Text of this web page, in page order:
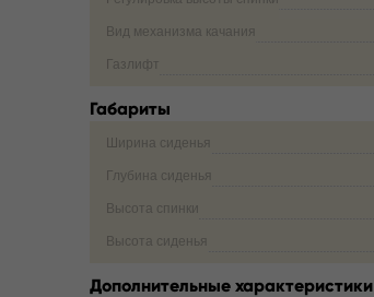
Вид механизма качания
Газлифт
Габариты
Ширина сиденья
Глубина сиденья
Высота спинки
Высота сиденья
Дополнительные характеристики